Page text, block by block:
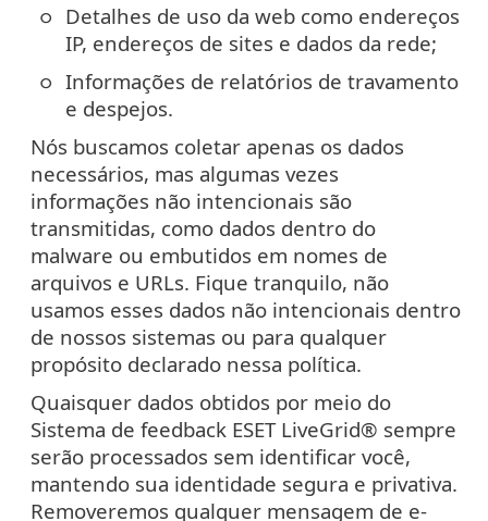
Detalhes de uso da web como endereços
IP, endereços de sites e dados da rede;
Informações de relatórios de travamento
e despejos.
Nós buscamos coletar apenas os dados
necessários, mas algumas vezes
informações não intencionais são
transmitidas, como dados dentro do
malware ou embutidos em nomes de
arquivos e URLs. Fique tranquilo, não
usamos esses dados não intencionais dentro
de nossos sistemas ou para qualquer
propósito declarado nessa política.
Quaisquer dados obtidos por meio do
Sistema de feedback ESET LiveGrid® sempre
serão processados sem identificar você,
mantendo sua identidade segura e privativa.
Removeremos qualquer mensagem de e-